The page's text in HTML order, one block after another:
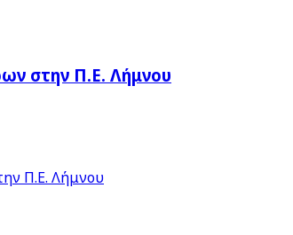
στην Π.Ε. Λήμνου
Π.Ε. Λήμνου